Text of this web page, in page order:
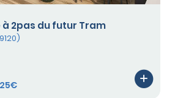
à 2pas du futur Tram